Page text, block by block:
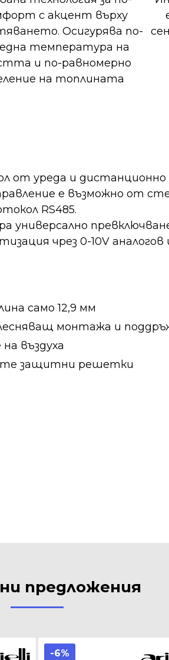
с акцент върху
Осигурява по-
температура на
и по-равномерно
на топлината
от уреда и
е възможно от
RS485.
универсално
чрез 0-10V аналогов
само 12,9 мм
монтажа и
въздуха
защитни решетки
предложения
-6%